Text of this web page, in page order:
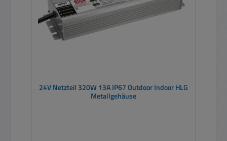
24V Netzteil 320W 13A IP67 Outdoor Indoor HLG
Metallgehäuse